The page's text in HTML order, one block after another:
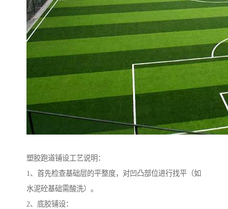
塑胶跑道铺设工艺说明：
1、首先检查基础层的平整度，对凹凸部位进行找平（如
水泥砼基础需酸洗）。
2、底胶铺设：